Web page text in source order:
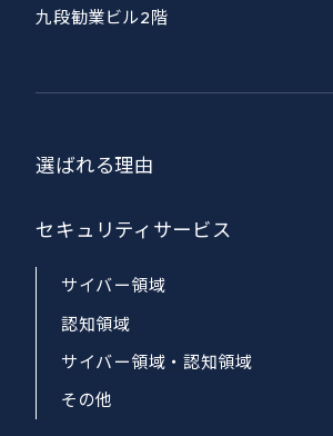
九段勧業ビル2階
選ばれる理由
セキュリティサービス
サイバー領域
認知領域
サイバー領域・認知領域
その他